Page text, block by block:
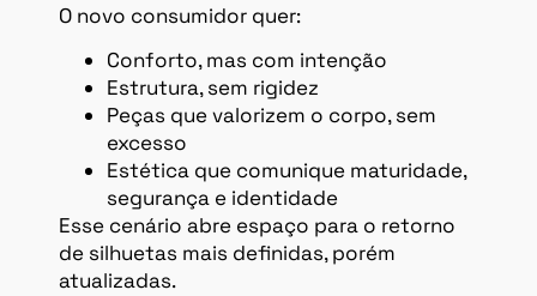
O novo consumidor quer:
Conforto, mas com intenção
Estrutura, sem rigidez
Peças que valorizem o corpo, sem
excesso
Estética que comunique maturidade,
segurança e identidade
Esse cenário abre espaço para o retorno
de silhuetas mais definidas, porém
atualizadas.